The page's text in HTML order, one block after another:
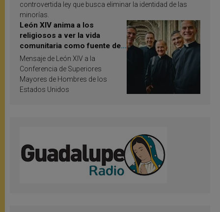
controvertida ley que busca eliminar la identidad de las
minorías.
León XIV anima a los
religiosos a ver la vida
comunitaria como fuente de
inspiración y santificación
Mensaje de León XIV a la
Conferencia de Superiores
Mayores de Hombres de los
Estados Unidos